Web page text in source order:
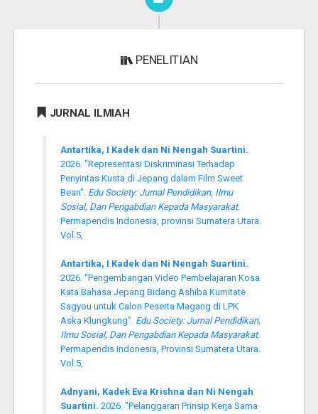
PENELITIAN
JURNAL ILMIAH
Antartika, I Kadek dan Ni Nengah Suartini.
2026. "Representasi Diskriminasi Terhadap
Penyintas Kusta di Jepang dalam Film Sweet
Bean". Edu Society: Jurnal Pendidikan, Ilmu
Sosial, Dan Pengabdian Kepada Masyarakat.
Permapendis Indonesia, provinsi Sumatera Utara.
Vol.5,
Antartika, I Kadek dan Ni Nengah Suartini.
2026. "Pengembangan Video Pembelajaran Kosa
Kata Bahasa Jepang Bidang Ashiba Kumitate
Sagyou untuk Calon Peserta Magang di LPK
Aska Klungkung". Edu Society: Jurnal Pendidikan,
Ilmu Sosial, Dan Pengabdian Kepada Masyarakat.
Permapendis Indonesia, Provinsi Sumatera Utara.
Vol.5,
Adnyani, Kadek Eva Krishna dan Ni Nengah
Suartini. 2026. "Pelanggaran Prinsip Kerja Sama